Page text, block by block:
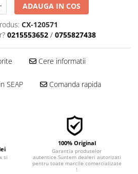
ADAUGA IN COS
CX-120571
0215553652 / 0755827438
Cere informatii
SEAP Comanda rapida
si
100% Original
Garantia produselor
autentice.Suntem dealeri autorizati
pentru toate marcile comercializate
!